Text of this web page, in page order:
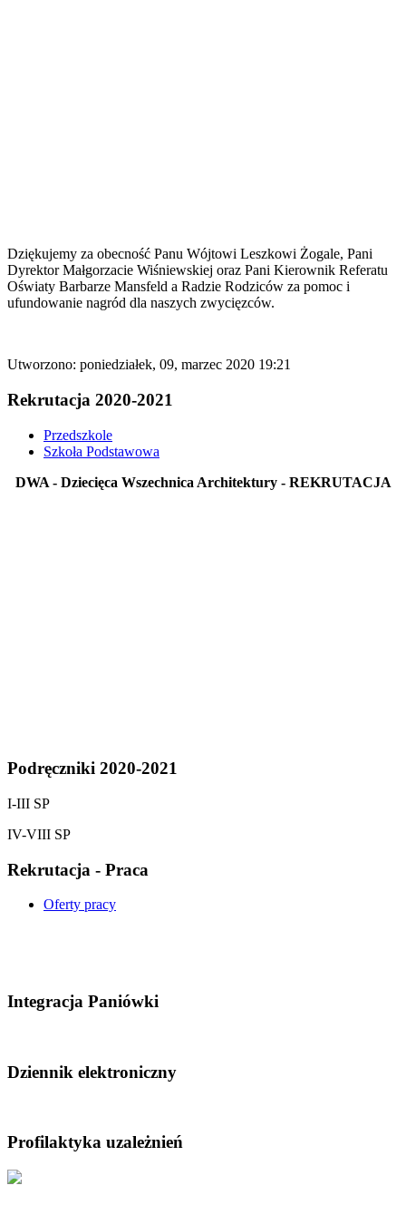
Dziękujemy za obecność Panu Wójtowi Leszkowi Żogale, Pani
Dyrektor Małgorzacie Wiśniewskiej oraz Pani Kierownik Referatu
Oświaty Barbarze Mansfeld a Radzie Rodziców za pomoc i
ufundowanie nagród dla naszych zwycięzców.
Utworzono: poniedziałek, 09, marzec 2020 19:21
Rekrutacja 2020-2021
Przedszkole
Szkoła Podstawowa
DWA - Dziecięca Wszechnica Architektury - REKRUTACJA
Podręczniki 2020-2021
I-III SP
IV-VIII SP
Rekrutacja - Praca
Oferty pracy
Integracja Paniówki
Dziennik elektroniczny
Profilaktyka uzależnień